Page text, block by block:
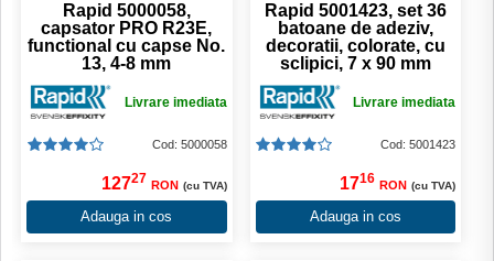
Rapid 5000058,
capsator PRO R23E,
functional cu capse No.
13, 4-8 mm
Livrare imediata
Cod: 5000058
12727 RON (cu TVA)
Adauga in cos
Rapid 5001423, set 36
batoane de adeziv,
decoratii, colorate, cu
sclipici, 7 x 90 mm
Livrare imediata
Cod: 5001423
1716 RON (cu TVA)
Adauga in cos